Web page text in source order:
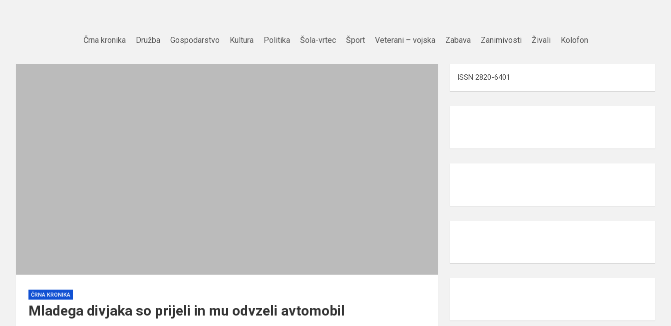
Črna kronika Družba Gospodarstvo Kultura Politika Šola-vrtec Šport Veterani – vojska Zabava Zanimivosti Živali Kolofon
ČRNA KRONIKA
Mladega divjaka so prijeli in mu odvzeli avtomobil
ISSN 2820-6401